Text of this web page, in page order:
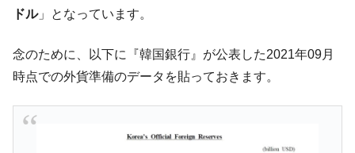
『Money1』
韓国『国民年金公団』株価暴落で200兆蒸
『Money1』
韓国政府「ニセＫ-ブランドを通報しようキ
ャンペーン」⇒ あの名物教授も登場！
ぎ」では。
韓国鉄鋼最大手『POSCO』ズブズブ沈む。
ドル」となっています。
念のために、以下に『韓国銀行』が公表した2021年09月
時点での外貨準備のデータを貼っておきます。